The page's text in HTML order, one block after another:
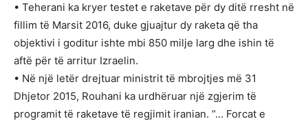
• Teherani ka kryer testet e raketave për dy ditë rresht në
fillim të Marsit 2016, duke gjuajtur dy raketa që tha
objektivi i goditur ishte mbi 850 milje larg dhe ishin të
aftë për të arritur Izraelin.
• Në një letër drejtuar ministrit të mbrojtjes më 31
Dhjetor 2015, Rouhani ka urdhëruar një zgjerim të
programit të raketave të regjimit iranian. “… Forcat e